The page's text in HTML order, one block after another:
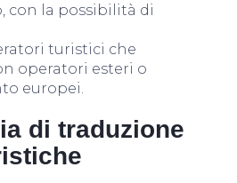
con la possibilità di
turistici che
operatori esteri o
europei.
di traduzione